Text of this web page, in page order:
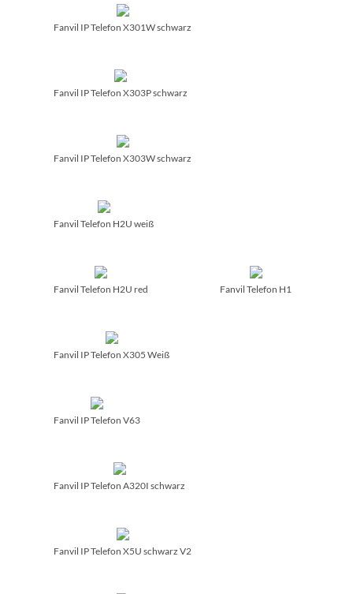
Fanvil IP Telefon X301W schwarz
Fanvil IP Telefon X303P schwarz
Fanvil IP Telefon X303W schwarz
Fanvil Telefon H2U weiß
Fanvil Telefon H2U red Fanvil Telefon H1
Fanvil IP Telefon X305 Weiß
Fanvil IP Telefon V63
Fanvil IP Telefon A320I schwarz
Fanvil IP Telefon X5U schwarz V2